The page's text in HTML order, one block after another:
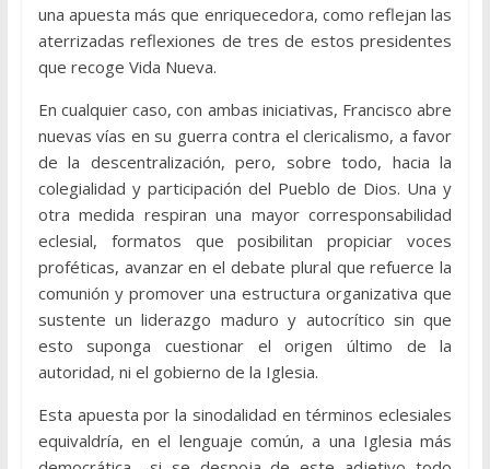
una apuesta más que enriquecedora, como reflejan las
aterrizadas reflexiones de tres de estos presidentes
que recoge Vida Nueva.
En cualquier caso, con ambas iniciativas, Francisco abre
nuevas vías en su guerra contra el clericalismo, a favor
de la descentralización, pero, sobre todo, hacia la
colegialidad y participación del Pueblo de Dios. Una y
otra medida respiran una mayor corresponsabilidad
eclesial, formatos que posibilitan propiciar voces
proféticas, avanzar en el debate plural que refuerce la
comunión y promover una estructura organizativa que
sustente un liderazgo maduro y autocrítico sin que
esto suponga cuestionar el origen último de la
autoridad, ni el gobierno de la Iglesia.
Esta apuesta por la sinodalidad en términos eclesiales
equivaldría, en el lenguaje común, a una Iglesia más